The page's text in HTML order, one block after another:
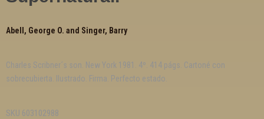
Abell, George O. and Singer, Barry
Charles Scribner´s son. New York 1981. 4º. 414 págs. Cartoné con
sobrecubierta. Ilustrado. Firma. Perfecto estado.
SKU 603102988